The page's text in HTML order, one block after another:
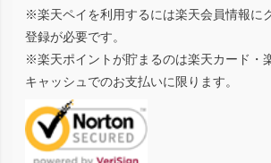
※楽天ペイを利用するには楽天会員情報に
登録が必要です。
※楽天ポイントが貯まるのは楽天カード・
キャッシュでのお支払いに限ります。